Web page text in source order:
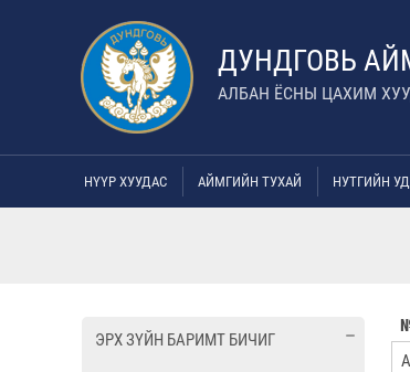
ДУНДГОВЬ
АЛБАН ЁСНЫ ЦАХИМ
НҮҮР ХУУДАС АЙМГИЙН ТУХАЙ НУТГИЙН
ЭРХ ЗҮЙН БАРИМТ БИЧИГ